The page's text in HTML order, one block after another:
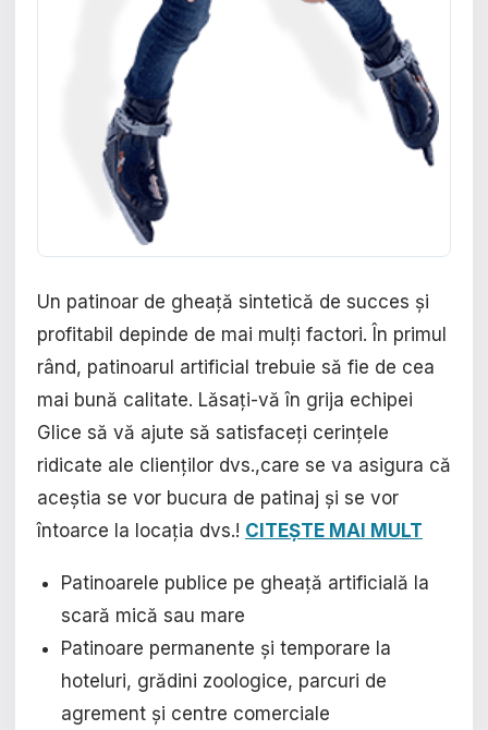
Un patinoar de gheață sintetică de succes și
profitabil depinde de mai mulți factori. În primul
rând, patinoarul artificial trebuie să fie de cea
mai bună calitate. Lăsați-vă în grija echipei
Glice să vă ajute să satisfaceți cerințele
ridicate ale clienților dvs.,care se va asigura că
aceștia se vor bucura de patinaj și se vor
întoarce la locația dvs.! CITEȘTE MAI MULT
Patinoarele publice pe gheață artificială la
scară mică sau mare
Patinoare permanente și temporare la
hoteluri, grădini zoologice, parcuri de
agrement și centre comerciale